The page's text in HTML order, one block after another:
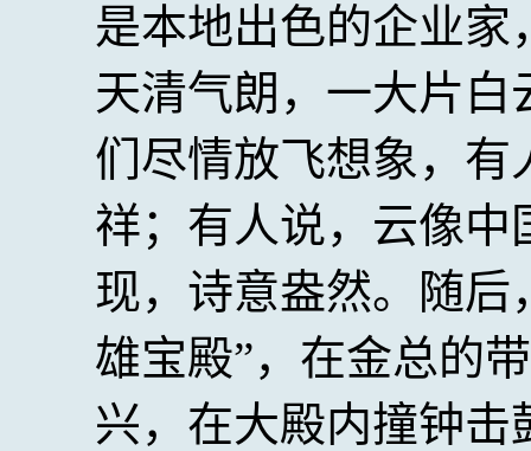
是本地出色的企业
天清气朗，一大片
们尽情放飞想象，
祥；有人说，云像
现，诗意盎然。随后
雄宝殿”，在金总的
兴，在大殿内撞钟